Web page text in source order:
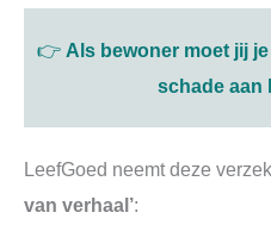
👉 Als bewoner moet jij
schade aan
LeefGoed neemt deze
van verhaal’: